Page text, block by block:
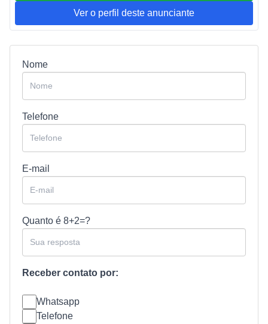
Ver o perfil deste anunciante
Nome
Telefone
E-mail
Quanto é 8+2=?
Receber contato por:
Whatsapp
Telefone